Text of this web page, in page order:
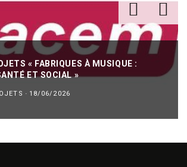
« FABRIQUES À MUSIQUE :
ET SOCIAL »
· 18/06/2026